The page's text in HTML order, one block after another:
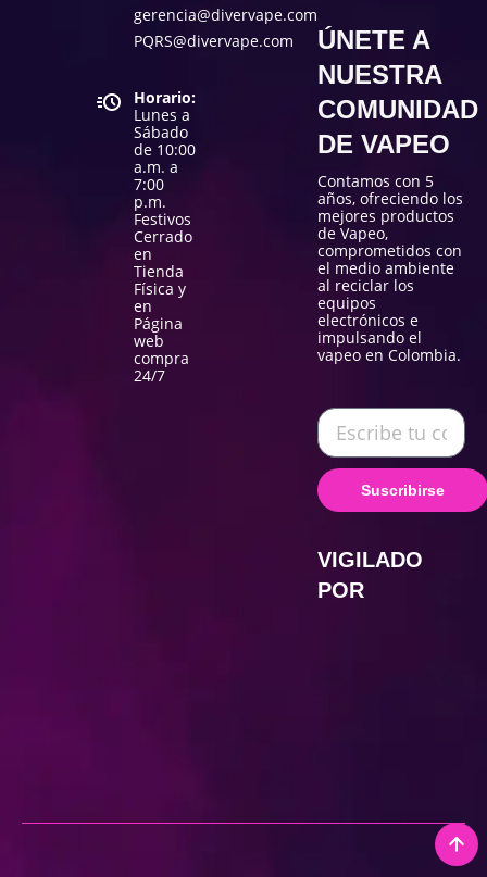
gerencia@divervape.com
PQRS@divervape.com
Horario:
Lunes a
Sábado
de 10:00
a.m. a
7:00
p.m.
Festivos
Cerrado
en
Tienda
Física y
en
Página
web
compra
24/7
ÚNETE A
NUESTRA
COMUNIDAD
DE VAPEO
Contamos con 5
años, ofreciendo los
mejores productos
de Vapeo,
comprometidos con
el medio ambiente
al reciclar los
equipos
electrónicos e
impulsando el
vapeo en Colombia.
Suscribirse
VIGILADO
POR